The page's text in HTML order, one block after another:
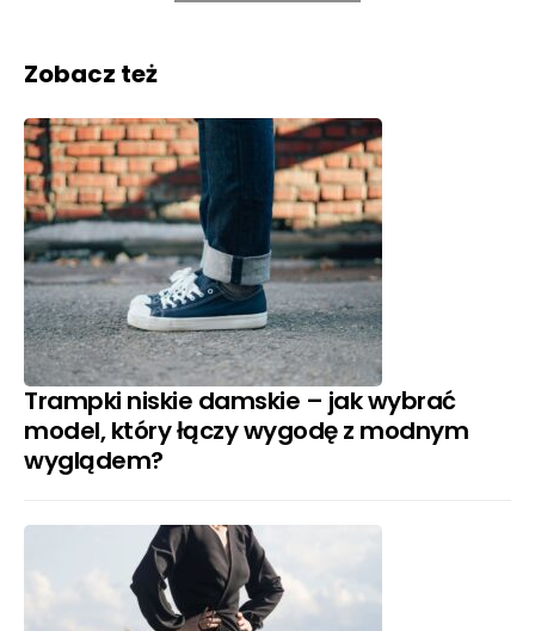
Zobacz też
Trampki niskie damskie – jak wybrać
model, który łączy wygodę z modnym
wyglądem?